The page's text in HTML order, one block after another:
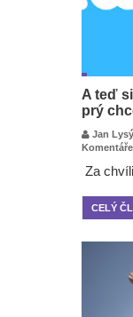
A teď
prý
Jan Lysý
Komentáře
Za
CELÝ